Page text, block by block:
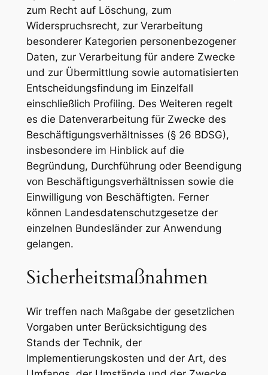
zum Recht auf Löschung, zum
Widerspruchsrecht, zur Verarbeitung
besonderer Kategorien personenbezogener
Daten, zur Verarbeitung für andere Zwecke
und zur Übermittlung sowie automatisierten
Entscheidungsfindung im Einzelfall
einschließlich Profiling. Des Weiteren regelt
es die Datenverarbeitung für Zwecke des
Beschäftigungsverhältnisses (§ 26 BDSG),
insbesondere im Hinblick auf die
Begründung, Durchführung oder Beendigung
von Beschäftigungsverhältnissen sowie die
Einwilligung von Beschäftigten. Ferner
können Landesdatenschutzgesetze der
einzelnen Bundesländer zur Anwendung
gelangen.
Sicherheitsmaßnahmen
Wir treffen nach Maßgabe der gesetzlichen
Vorgaben unter Berücksichtigung des
Stands der Technik, der
Implementierungskosten und der Art, des